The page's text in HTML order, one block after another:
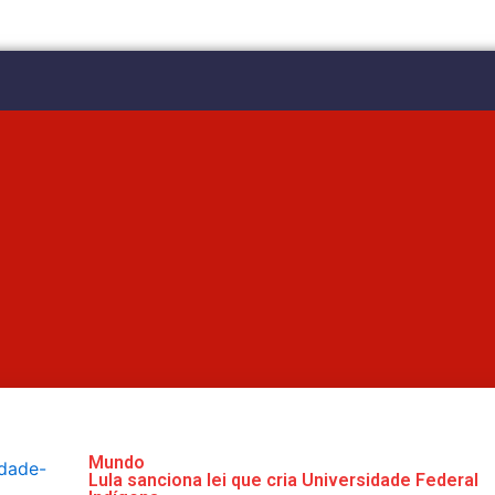
Mundo
Lula sanciona lei que cria Universidade Federal